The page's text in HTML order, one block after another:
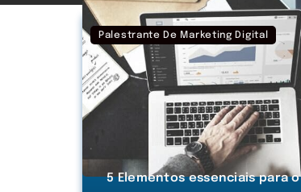
Palestrante De Marketing Digital
5 Elementos essenciais para o